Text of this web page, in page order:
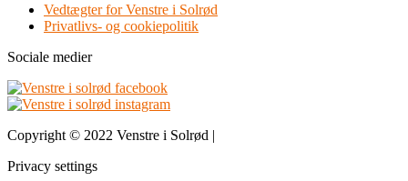
Vedtægter for Venstre i Solrød
Privatlivs- og cookiepolitik
Sociale medier
Copyright © 2022 Venstre i Solrød |
Privacy settings